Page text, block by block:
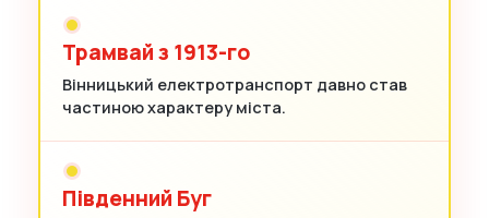
Трамвай з 1913-го
Вінницький електротранспорт давно став
частиною характеру міста.
Південний Буг